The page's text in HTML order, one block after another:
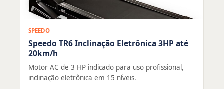
SPEEDO
Speedo TR6 Inclinação Eletrônica 3HP até
20km/h
Motor AC de 3 HP indicado para uso profissional,
inclinação eletrônica em 15 níveis.